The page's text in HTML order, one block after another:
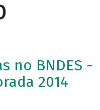
no BNDES -
2014